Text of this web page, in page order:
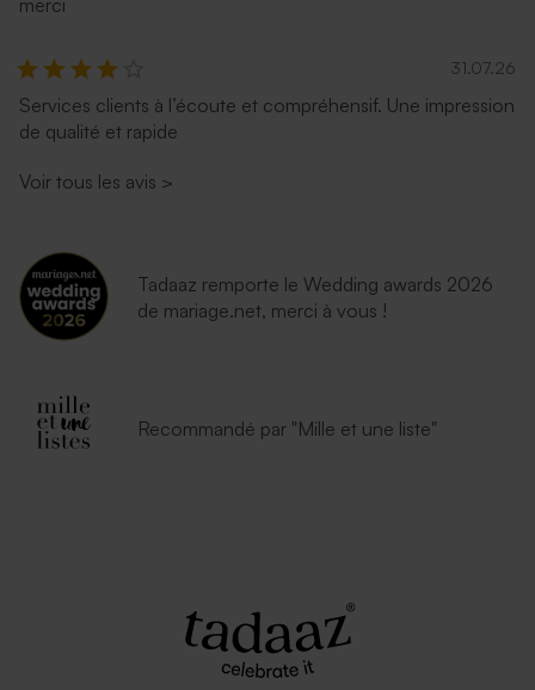
31.07.26
Services clients à l’écoute et compréhensif. Une impression
de qualité et rapide
Voir tous les avis >
Tadaaz remporte le Wedding awards 2026
de mariage.net, merci à vous !
Recommandé par "Mille et une liste"